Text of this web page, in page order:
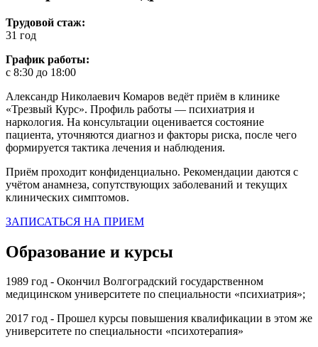
Трудовой стаж:
31 год
График работы:
с 8:30 до 18:00
Александр Николаевич Комаров ведёт приём в клинике
«Трезвый Курс». Профиль работы — психиатрия и
наркология. На консультации оценивается состояние
пациента, уточняются диагноз и факторы риска, после чего
формируется тактика лечения и наблюдения.
Приём проходит конфиденциально. Рекомендации даются с
учётом анамнеза, сопутствующих заболеваний и текущих
клинических симптомов.
ЗАПИСАТЬСЯ НА ПРИЕМ
Образование и курсы
1989 год - Окончил Волгоградский государственном
медицинском университете по специальности «психиатрия»;
2017 год - Прошел курсы повышения квалификации в этом же
университете по специальности «психотерапия»